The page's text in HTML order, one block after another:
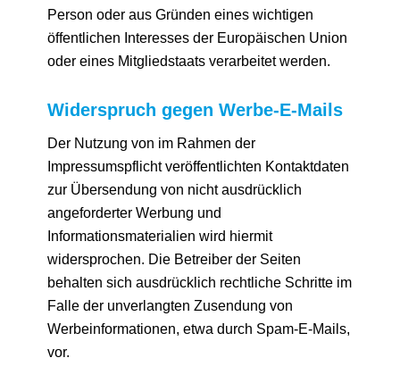
Person oder aus Gründen eines wichtigen
öffentlichen Interesses der Europäischen Union
oder eines Mitgliedstaats verarbeitet werden.
Widerspruch gegen Werbe-E-Mails
Der Nutzung von im Rahmen der
Impressumspflicht veröffentlichten Kontaktdaten
zur Übersendung von nicht ausdrücklich
angeforderter Werbung und
Informationsmaterialien wird hiermit
widersprochen. Die Betreiber der Seiten
behalten sich ausdrücklich rechtliche Schritte im
Falle der unverlangten Zusendung von
Werbeinformationen, etwa durch Spam-E-Mails,
vor.